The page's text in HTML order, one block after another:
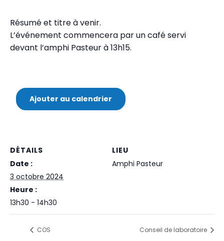
Résumé et titre à venir.
L’événement commencera par un café servi
devant l’amphi Pasteur à 13h15.
Ajouter au calendrier
DÉTAILS
Date :
3 octobre 2024
Heure :
13h30 - 14h30
LIEU
Amphi Pasteur
COS Conseil de laboratoire